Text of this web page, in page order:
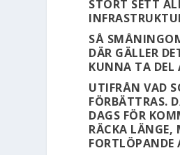
STORT SETT
SÅ
DÄR GÄLLER
KUNNA TA DEL
UTIFRÅN VAD
FÖRBÄTTRAS.
DAGS FÖR
RÄCKA LÄNGE,
FORTLÖPANDE